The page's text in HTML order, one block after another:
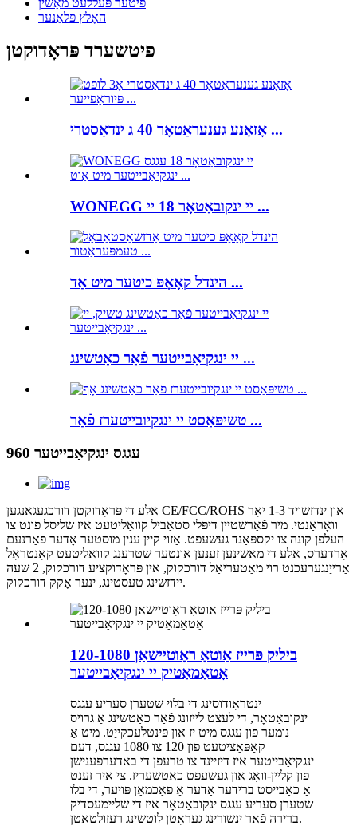
האָלץ פּלאַנער
פיטשערד פּראָדוקטן
אָזאָנע גענעראַטאָר 40 ג ינדאַסטרי ...
WONEGG יי ינקובאַטאָר 18 יי ...
הינדל קאָאָפּ כיטער מיט אַד ...
יי ינגקיאַבייטער פֿאַר כאַטשינג ...
טשיפּאַסט יי ינגקיובייטערז פֿאַר ...
960 עגגס ינגקיאַבייטער
אַלע די פּראָדוקטן דורכגעגאנגען CE/FCC/ROHS און ינדזשויד 1-3 יאָר
וואָראַנטי. מיר פֿאַרשטיין דיפּלי סטאַביל קוואַליטעט איז שליסל פונט צו
העלפן קונה צו יקספּאַנד געשעפט. אַזוי קיין ענין מוסטער אָדער פאַרנעם
אָרדערס, אַלע די מאשינען זענען אונטער שטרענג קוואַליטעט קאָנטראָל
אַרייַנגערעכנט רוי מאַטעריאַל דורכקוק, אין פּראָדוקציע דורכקוק, 2 שעה
יידזשינג טעסטינג, ינער אָקק דורכקוק.
ביליק פּרייז אַוטאָ ראָוטיישאַן 120-1080
אָטאַמאַטיק יי ינגקיאַבייטער
ינטראָודוסינג די בלוי שטערן סעריע עגגס
ינקובאַטאָר, די לעצט לייזונג פֿאַר כאַטשינג אַ גרויס
נומער פון עגגס מיט יז און פּינטלעכקייַט. מיט אַ
קאַפּאַציטעט פון 120 צו 1080 עגגס, דעם
ינגקיאַבייטער איז דיזיינד צו טרעפן די באדערפענישן
פון קליין-וואָג און געשעפט כאַטשעריז. צי איר זענט
אַ כאַבייסט ברידער אָדער אַ פאַכמאַן פּויער, די בלו
שטערן סעריע עגגס ינקובאַטאָר איז די שליימעסדיק
ברירה פֿאַר ינשורינג געראָטן לוטשינג רעזולטאַטן.